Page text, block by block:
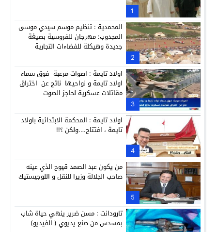
12:25 انطلاق فعاليات الدورة 12 لمعرض المنتوجات المحلية بأكادير SIPTA (فيديو)
1
2
المحمدية : تنظيم موسم سيدي موسى
المجدوب: مهرجان للفروسية بصيغة
جديدة وهيكلة للفضاءات التجارية
3
اولاد تايمة : اصوات مرعبة فوق سماء
اولاد تايمة و نواحيها ناتج عن اختراق
مقاتلات عسكرية لحاجز الصوت
4
اولاد تايمة : المحكمة الابتدائية باولاد
تايمة ، افتتاح….ولكن ؟!!
5
من يكون عبد الصمد قيوح الذي عينه
صاحب الجلالة وزيرا للنقل و اللوجيستيك
تارودانت : مسن ضرير ينهي حياة شاب
بمسدس من صنع يديوي ( الفيديو)